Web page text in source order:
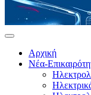
Αρχική
Νέα-